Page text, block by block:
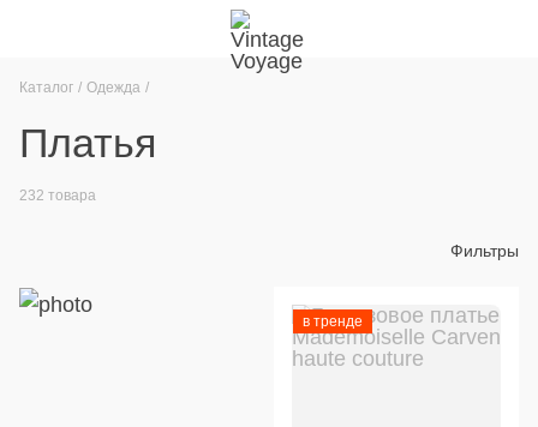
Каталог Одежда
Платья
232 товара
Фильтры
в тренде